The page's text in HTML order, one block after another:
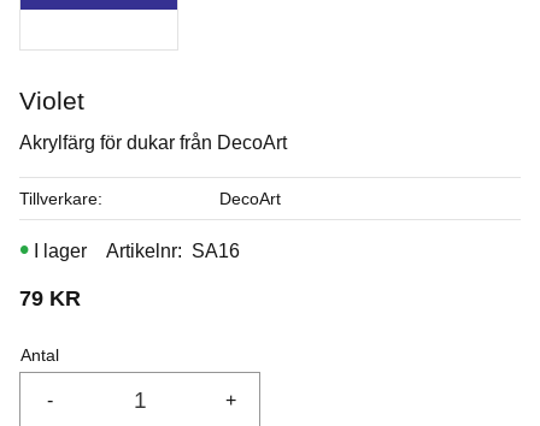
Art. nr: R835-4
Violet
Akrylfärg för dukar från DecoArt
79 KR
Antal
+
-
I lager Artikelnr SA16
Tillverkare DecoArt